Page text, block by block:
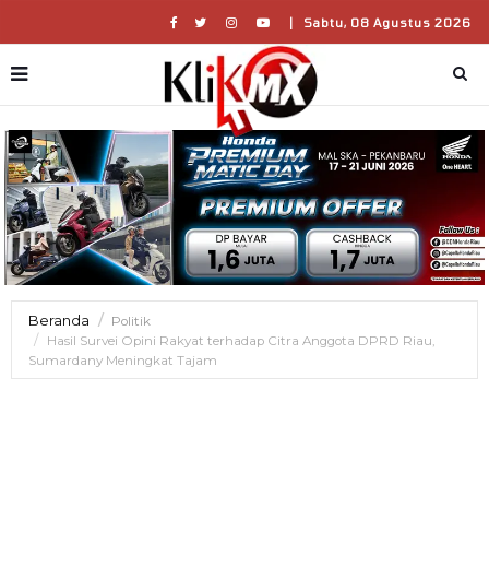
| Sabtu, 08 Agustus 2026
Beranda
Politik
Hasil Survei Opini Rakyat terhadap Citra Anggota DPRD Riau,
Sumardany Meningkat Tajam